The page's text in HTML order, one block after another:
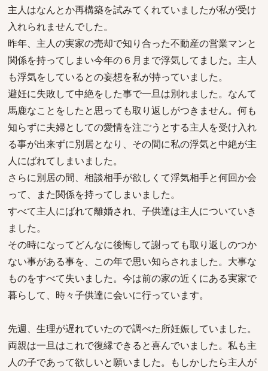
主人はなんとか再構築を試みてくれていましたが私が受け
入れられませんでした。
昨年、主人の実家の売却で知り合った不動産の営業マンと
関係を持ってしまい今年の６月まで浮気してました。主人
も浮気をしているとの妄想を私が持っていました。
避妊に失敗して中絶をした事で一旦は別れました。なんて
馬鹿なことをしたと思っても取り返しがつきません。何も
知らずに夫婦としての愛情を注ごうとする主人を受け入れ
る事が出来ずに別居となり、その間に私の浮気と中絶が主
人にばれてしまいました。
さらに別居の間、相談相手が欲しくて浮気相手と何回か会
って、また関係を持ってしまいました。
すべて主人にばれて離婚され、子供達は主人についていき
ました。
その時になってどんなに後悔して謝っても取り返しのつか
ない事がある事を、この年で思い知らされました。大事な
ものをすべて失いました。今は前の家の近くにある実家で
暮らして、時々子供達に会いに行っています。
先週、生理が遅れていたので調べた所妊娠していました。
両親は一旦はこれで復縁できると喜んでいました。私も主
人の子であって欲しいと願いました。もしかしたら主人が